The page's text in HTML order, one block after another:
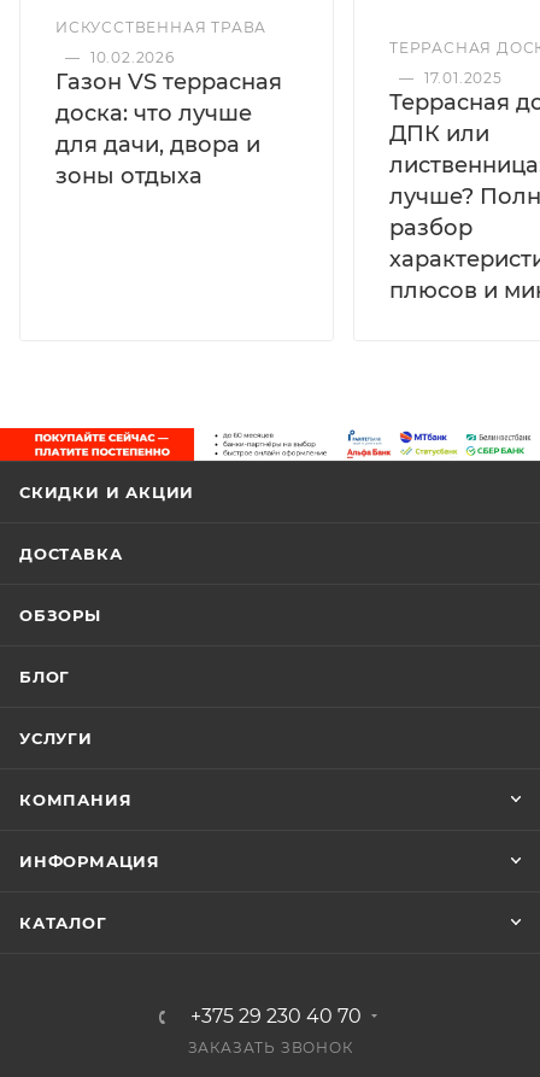
ИСКУССТВЕННАЯ ТРАВА
— 10.02.2026
Газон VS террасная
доска: что лучше
для дачи, двора и
зоны отдыха
ТЕРРАСНАЯ
— 17.01.2025
Террасная
ДПК или
лучше?
разбор
плюсов и
СКИДКИ И АКЦИИ
ДОСТАВКА
ОБЗОРЫ
БЛОГ
УСЛУГИ
КОМПАНИЯ
ИНФОРМАЦИЯ
КАТАЛОГ
+375 29 230 40 70
ЗАКАЗАТЬ ЗВОНОК